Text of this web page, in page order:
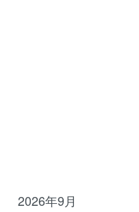
2026年9月